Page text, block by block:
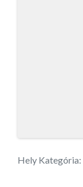
Hely Kategória: